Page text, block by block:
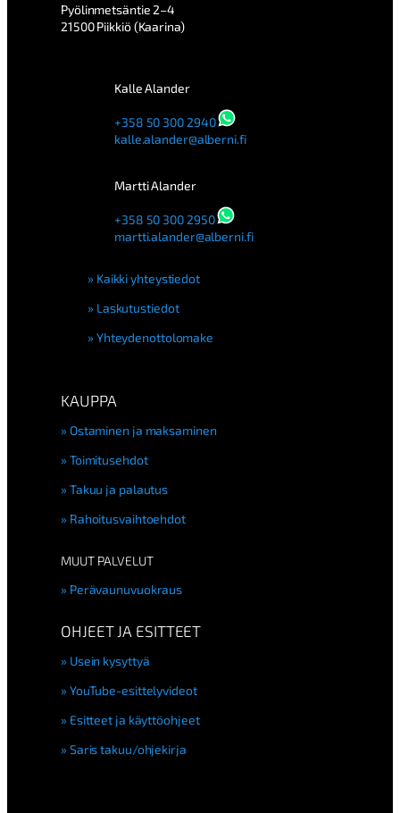
Pyölinmetsäntie 2–4
21500 Piikkiö (Kaarina)
Kalle Alander
+358 50 300 2940
kalle.alander@alberni.fi
Martti Alander
+358 50 300 2950
martti.alander@alberni.fi
Kaikki yhteystiedot
Laskutustiedot
Yhteydenottolomake
KAUPPA
Ostaminen ja maksaminen
Toimitusehdot
Takuu ja palautus
Rahoitusvaihtoehdot
MUUT PALVELUT
Perävaunuvuokraus
OHJEET JA ESITTEET
Usein kysyttyä
YouTube-esittelyvideot
Esitteet ja käyttöohjeet
Saris takuu/ohjekirja